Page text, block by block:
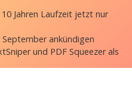
Jahren Laufzeit jetzt nur
ankündigen
und PDF Squeezer als